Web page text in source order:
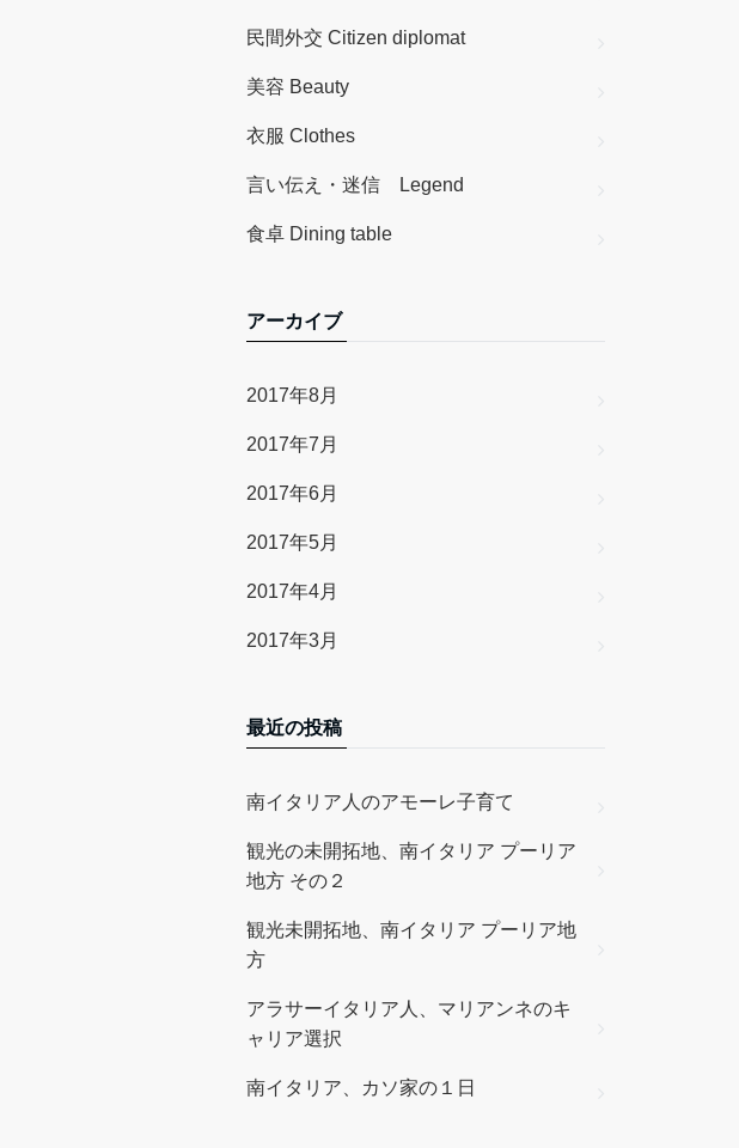
民間外交 Citizen diplomat
美容 Beauty
衣服 Clothes
言い伝え・迷信 Legend
食卓 Dining table
アーカイブ
2017年8月
2017年7月
2017年6月
2017年5月
2017年4月
2017年3月
最近の投稿
南イタリア人のアモーレ子育て
観光の未開拓地、南イタリア プーリア
地方 その２
観光未開拓地、南イタリア プーリア地
方
アラサーイタリア人、マリアンネのキ
ャリア選択
南イタリア、カソ家の１日